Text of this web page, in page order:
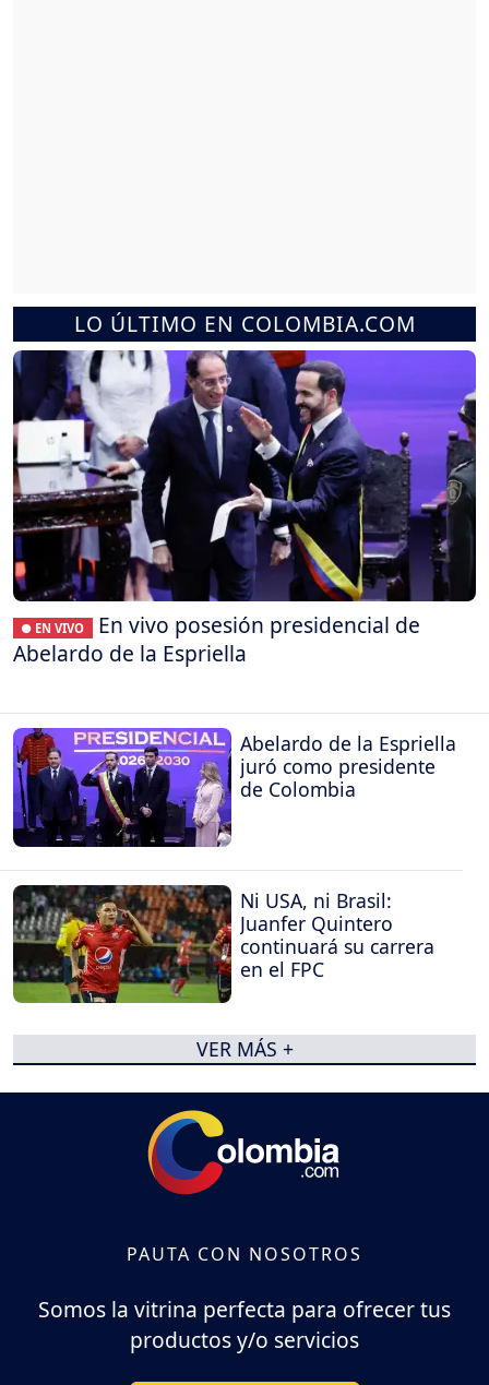
LO ÚLTIMO EN COLOMBIA.COM
● EN VIVO
En vivo posesión presidencial de
Abelardo de la Espriella
Abelardo de la Espriella
juró como presidente
de Colombia
Ni USA, ni Brasil:
Juanfer Quintero
continuará su carrera
en el FPC
VER MÁS +
PAUTA CON NOSOTROS
Somos la vitrina perfecta para ofrecer tus
productos y/o servicios